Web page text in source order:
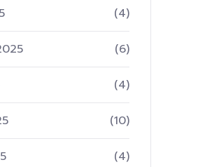
(4)
(6)
(4)
(10)
(4)